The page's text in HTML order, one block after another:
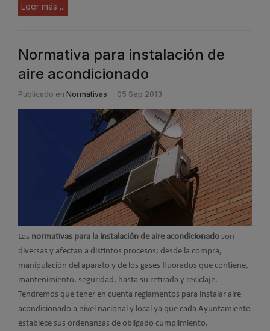
Leer más ...
Normativa para instalación de
aire acondicionado
Publicado en Normativas 05 Sep 2013
Las normativas para la instalación de aire acondicionado son
diversas y afectan a distintos procesos: desde la compra,
manipulación del aparato y de los gases fluorados que contiene,
mantenimiento, seguridad, hasta su retirada y reciclaje.
Tendremos que tener en cuenta reglamentos para instalar aire
acondicionado a nivel nacional y local ya que cada Ayuntamiento
establece sus ordenanzas de obligado cumplimiento.